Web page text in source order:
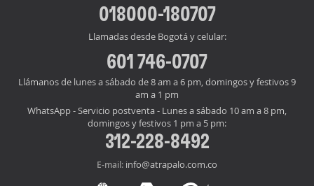
018000-180707
Llamadas desde Bogotá y celular:
601 746-0707
Llámanos de lunes a sábado de 8 am a 6 pm, domingos y festivos 9
am a 1 pm
WhatsApp - Servicio postventa - Lunes a sábado 10 am a 8 pm,
domingos y festivos 1 pm a 5 pm:
312-228-8492
E-mail: info@atrapalo.com.co